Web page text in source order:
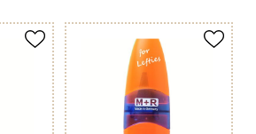
Produkt merken